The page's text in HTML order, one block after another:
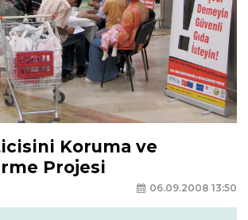
Koruma ve
Projesi
06.09.2008 13:50